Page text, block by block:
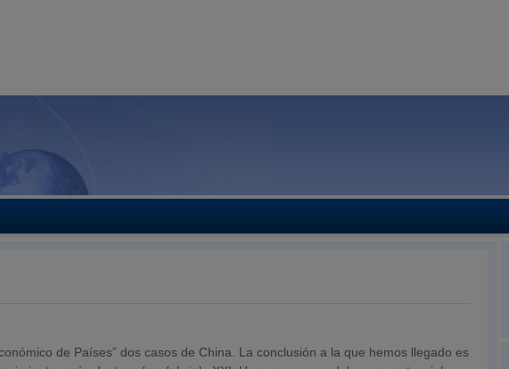
de Países” dos casos de China. La conclusión a la que hemos llegado es